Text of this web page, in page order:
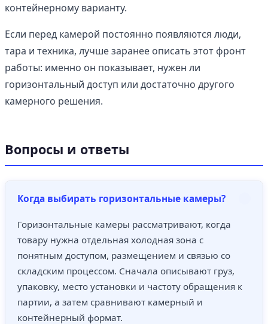
контейнерному варианту.
Если перед камерой постоянно появляются люди,
тара и техника, лучше заранее описать этот фронт
работы: именно он показывает, нужен ли
горизонтальный доступ или достаточно другого
камерного решения.
Вопросы и ответы
Когда выбирать горизонтальные камеры?
Горизонтальные камеры рассматривают, когда
товару нужна отдельная холодная зона с
понятным доступом, размещением и связью со
складским процессом. Сначала описывают груз,
упаковку, место установки и частоту обращения к
партии, а затем сравнивают камерный и
контейнерный формат.